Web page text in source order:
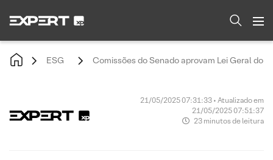
ESG Comissões do Senado aprovam Lei Geral do
21/05/2025 07:31:33 • Atualizado em
21/05/2025 07:51:37
23 minutos de leitura